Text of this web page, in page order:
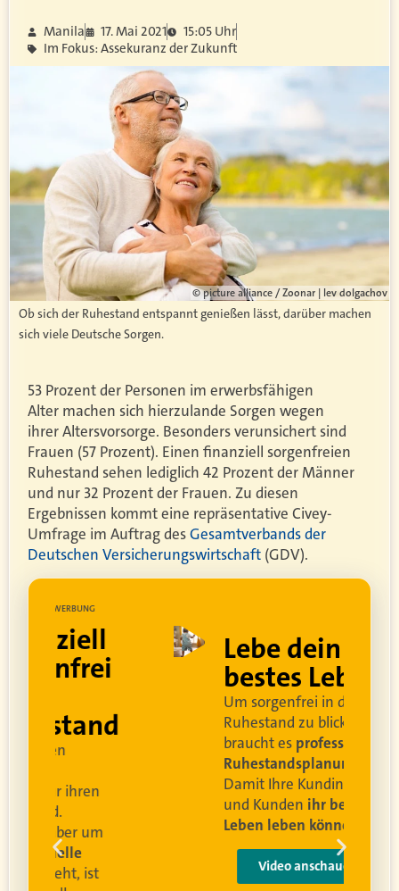
Manila 17. Mai 2021
15:05 Uhr
Im Fokus: Assekuranz der Zukunft
© picture alliance / Zoonar | lev dolgachov
Ob sich der Ruhestand entspannt genießen lässt, darüber machen
sich viele Deutsche Sorgen.
53 Prozent der Personen im erwerbsfähigen
Alter machen sich hierzulande Sorgen wegen
ihrer Altersvorsorge. Besonders verunsichert sind
Frauen (57 Prozent). Einen finanziell sorgenfreien
Ruhestand sehen lediglich 42 Prozent der Männer
und nur 32 Prozent der Frauen. Zu diesen
Ergebnissen kommt eine repräsentative Civey-
Umfrage im Auftrag desGesamtverbands der
Deutschen Versicherungswirtschaft (GDV).
Lebe dein
bestes Leben
Um sorgenfrei in den
Ruhestand zu blicken,
professionelle
Ruhestandsplanung.
Damit Ihre Kundinnen
ihr bestes
Leben leben können.
Video anschauen